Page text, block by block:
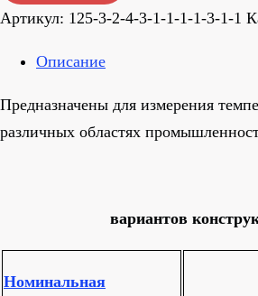
Артикул: 125-3-2-4-3-1-1-1-1-3-1-1
Описание
Предназначены для измерения
различных областях
вариантов
Номинальная